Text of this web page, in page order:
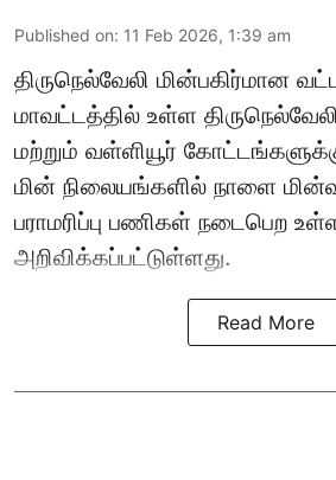
Published on: 11 Feb 2026, 1:39 am
திருநெல்வேலி மின்பகிர்மான
மாவட்டத்தில் உள்ள திருநெல்வேலி
மற்றும் வள்ளியூர்
மின் நிலையங்களில் நாளை
பராமரிப்பு பணிகள் நடைபெற
அறிவிக்கப்பட்டுள்ளது.
Read More